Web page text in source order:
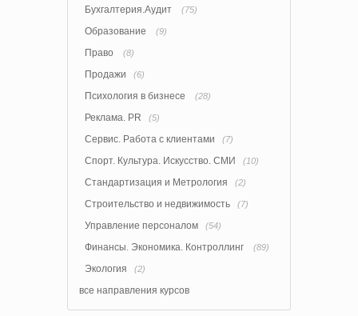
Бухгалтерия.Аудит
(75)
Образование (9)
Право (8)
Продажи (6)
Психология в бизнесе (28)
Реклама. PR (5)
Сервис. Работа с клиентами (7)
Спорт. Культура. Искусство. СМИ (10)
Стандартизация и Метрология (2)
Строительство и недвижимость (7)
Управление персоналом (54)
Финансы. Экономика. Контроллинг (89)
Экология (2)
все направления курсов